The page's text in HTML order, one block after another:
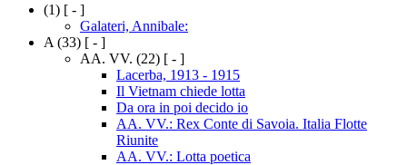
(1) [ - ]
Galateri, Annibale:
A (33) [ - ]
AA. VV. (22) [ - ]
Lacerba, 1913 - 1915
Il Vietnam chiede lotta
Da ora in poi decido io
AA. VV.: Rex Conte di Savoia. Italia Flotte
Riunite
AA. VV.: Lotta poetica